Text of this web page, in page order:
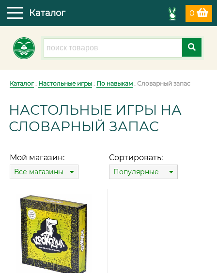
0
Каталог
Каталог: Настольные игры : По навыкам : Словарный запас
НАСТОЛЬНЫЕ ИГРЫ НА
СЛОВАРНЫЙ ЗАПАС
Мой магазин:
Все магазины
Сортировать:
Популярные